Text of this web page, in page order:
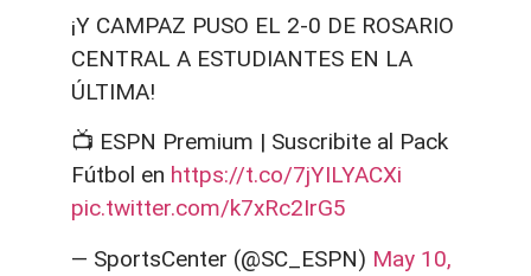
¡Y CAMPAZ PUSO EL 2-0 DE ROSARIO
CENTRAL A ESTUDIANTES EN LA
ÚLTIMA!
📺 ESPN Premium | Suscribite al Pack
Fútbol en https://t.co/7jYILYACXi
pic.twitter.com/k7xRc2IrG5
— SportsCenter (@SC_ESPN) May 10,